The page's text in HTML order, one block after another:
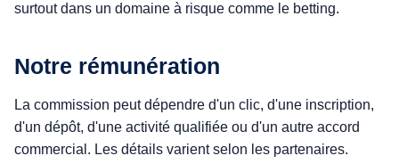
surtout dans un domaine à risque comme le betting.
Notre rémunération
La commission peut dépendre d'un clic, d'une inscription,
d'un dépôt, d'une activité qualifiée ou d'un autre accord
commercial. Les détails varient selon les partenaires.